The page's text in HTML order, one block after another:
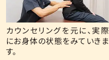
カウンセリングを元に、実際
にお身体の状態をみていきま
す。